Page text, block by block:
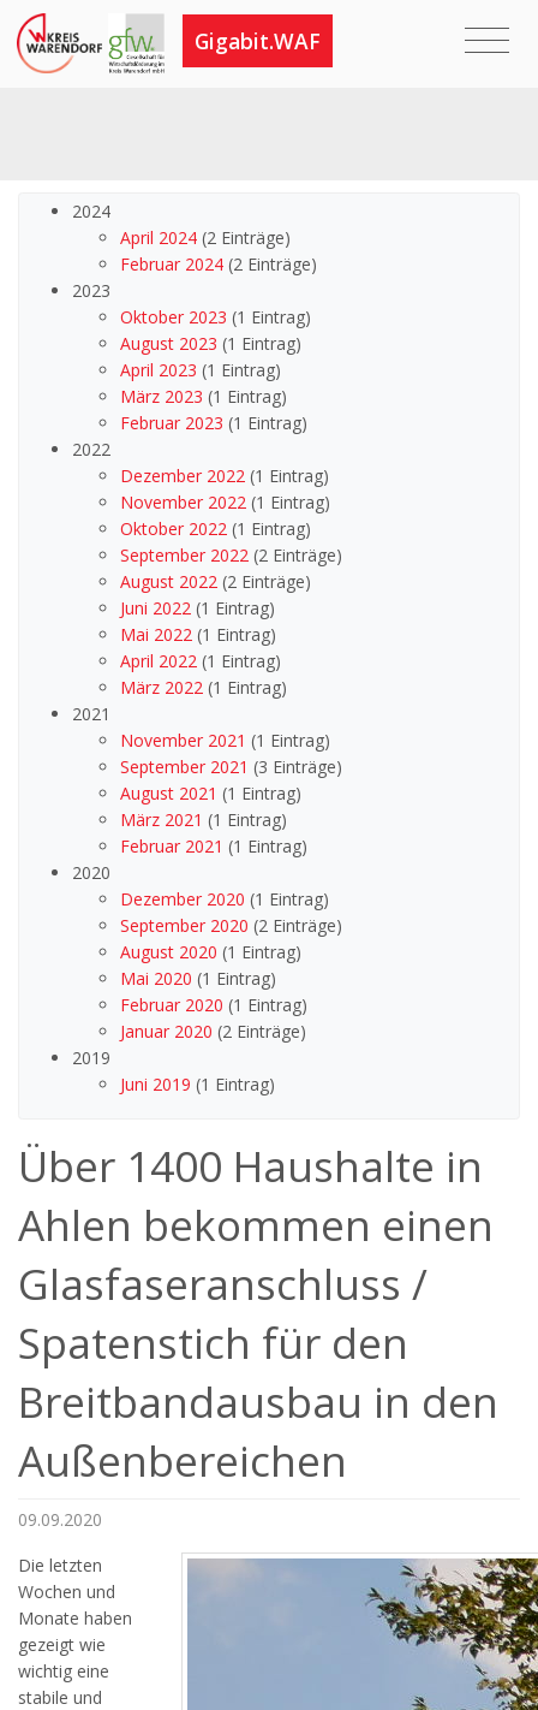
Gigabit.WAF
2024
April 2024(2 Einträge)
Februar 2024(2 Einträge)
2023
Oktober 2023 (1 Eintrag)
August 2023 (1 Eintrag)
April 2023 (1 Eintrag)
März 2023 (1 Eintrag)
Februar 2023 (1 Eintrag)
2022
Dezember 2022 (1 Eintrag)
November 2022 (1 Eintrag)
Oktober 2022 (1 Eintrag)
September 2022 (2 Einträge)
August 2022 (2 Einträge)
Juni 2022 (1 Eintrag)
Mai 2022 (1 Eintrag)
April 2022 (1 Eintrag)
März 2022 (1 Eintrag)
2021
November 2021 (1 Eintrag)
September 2021 (3 Einträge)
August 2021 (1 Eintrag)
März 2021 (1 Eintrag)
Februar 2021 (1 Eintrag)
2020
Dezember 2020 (1 Eintrag)
September 2020 (2 Einträge)
August 2020 (1 Eintrag)
Mai 2020 (1 Eintrag)
Februar 2020 (1 Eintrag)
Januar 2020 (2 Einträge)
2019
Juni 2019 (1 Eintrag)
Über 1400 Haushalte in
Ahlen bekommen einen
Glasfaseranschluss /
Spatenstich für den
Breitbandausbau in den
Außenbereichen
09.09.2020
Die letzten
Wochen und
Monate haben
gezeigt wie
wichtig eine
stabile und